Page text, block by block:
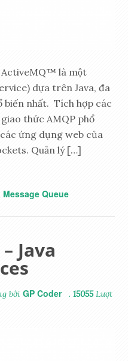
ActiveMQ™ là một
dựa trên Java, đa
biến nhất. Tích hợp các
thức AMQP phổ
ứng dụng web của
Quản lý […]
Message Queue
Java
bởiGP Coder .15055Lượt